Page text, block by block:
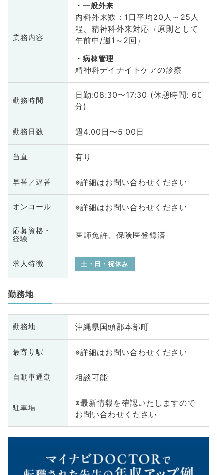
業務内容
一般外来
内科外来数：1日平均20人～25人
程、精神科外来対応（原則として
午前中/週1～2回）
病棟管理
精神科デイナイトケアの診察
勤務時間
日勤:08:30〜17:30 (休憩時間: 60
分)
勤務日数 週4.00日〜5.00日
当直 有り
早番／遅番 ※詳細はお問い合わせください
オンコール ※詳細はお問い合わせください
応募資格・
経験
医師免許、保険医登録済
求人特徴 土・日・祝休み
勤務地
勤務地 沖縄県国頭郡本部町
最寄り駅 ※詳細はお問い合わせください
自動車通勤 相談可能
駐車場
※最新情報を確認いたしますので
お問い合わせください